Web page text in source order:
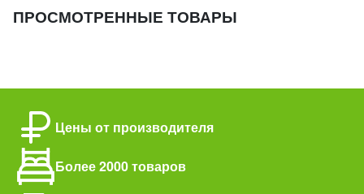
ПРОСМОТРЕННЫЕ ТОВАРЫ
Цены от производителя
Более 2000 товаров